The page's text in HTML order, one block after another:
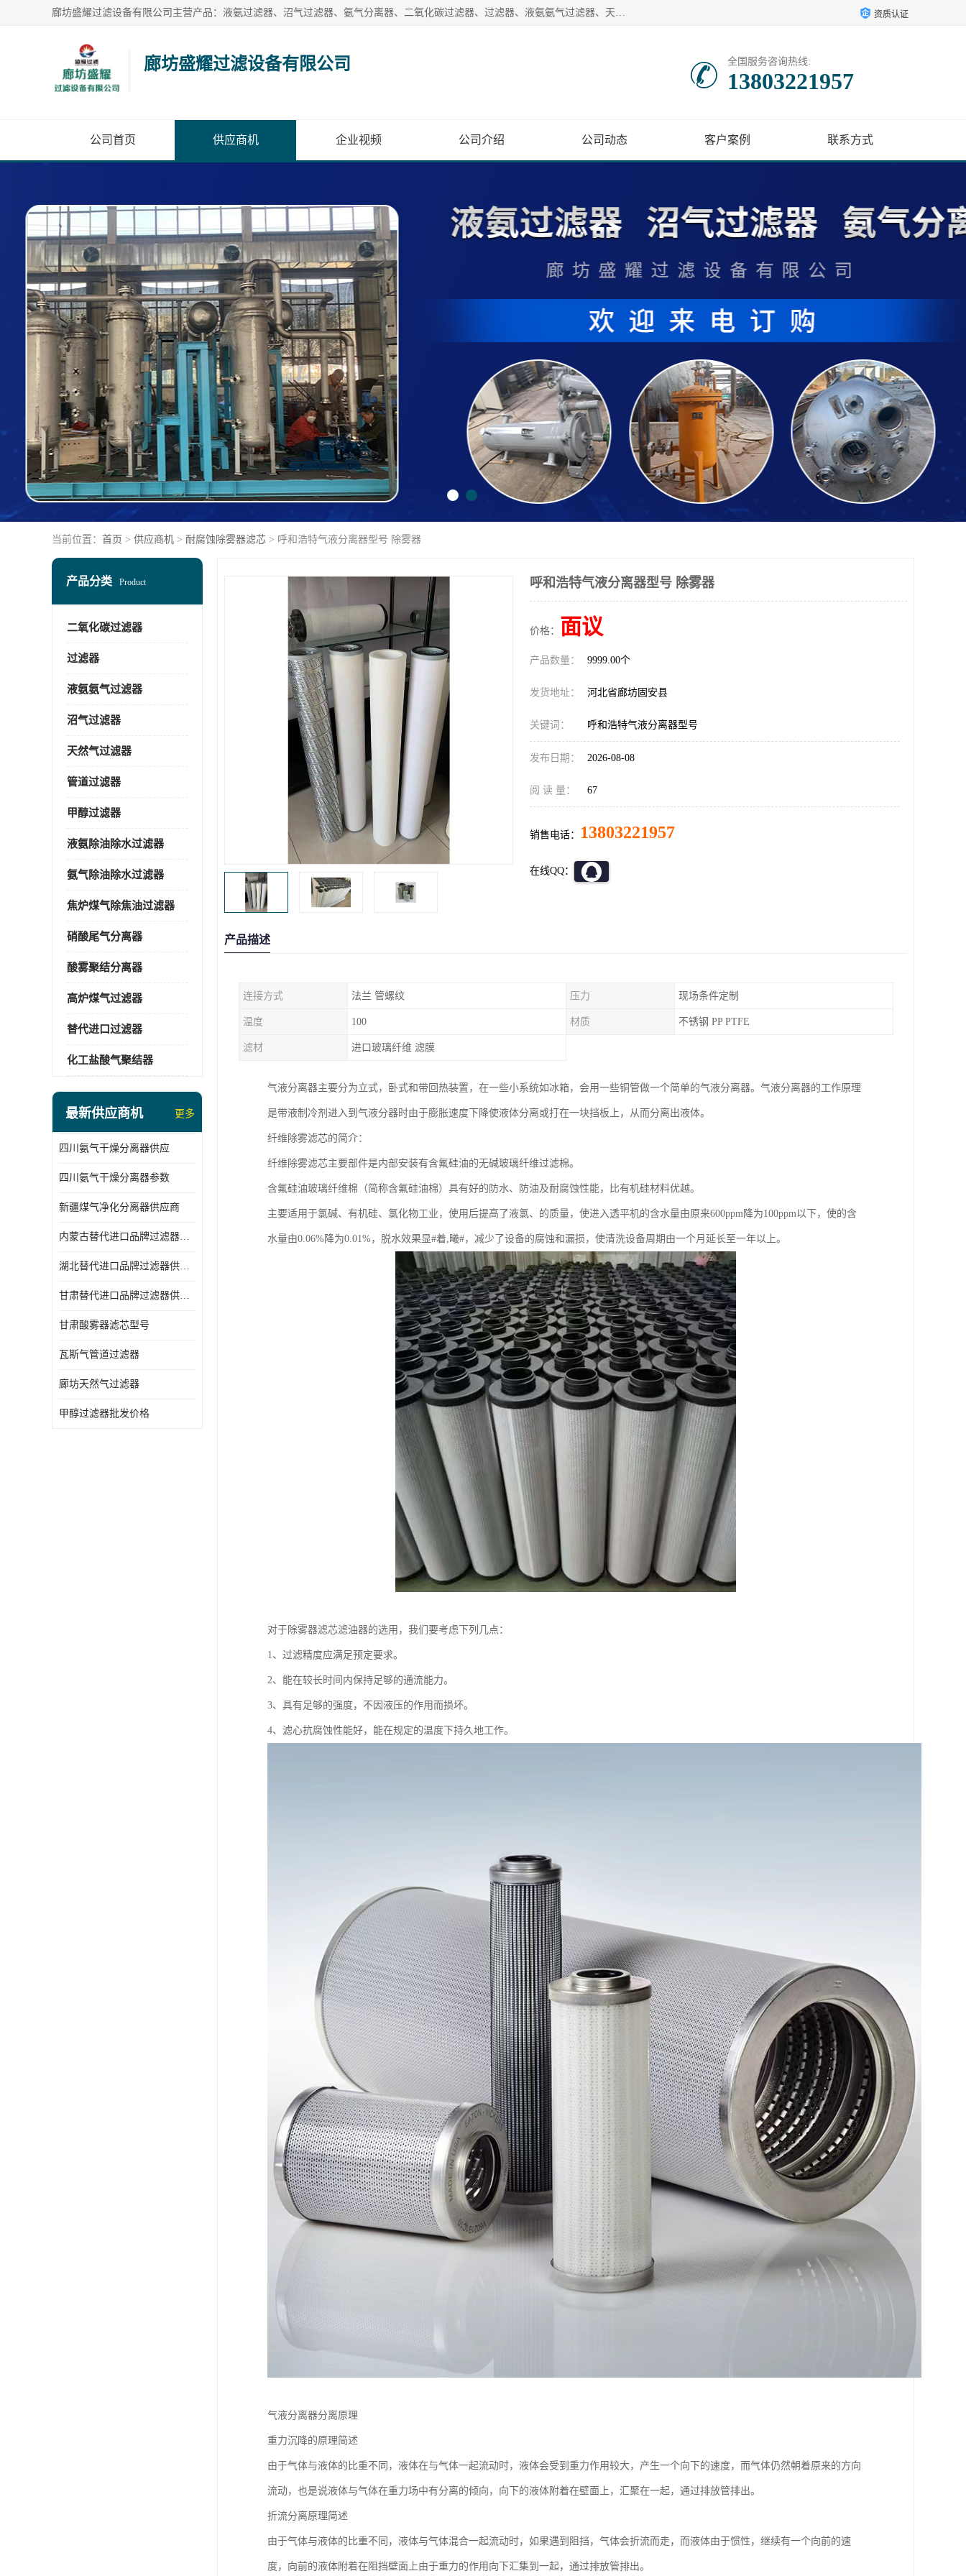
廊坊盛耀过滤设备有限公司主营产品：液氨过滤器、沼气过滤器、氨气分离器、二氧化碳过滤器、过滤器、液氨氨气过滤器、天然气过滤器、管道过滤器、*过滤器、液氨除油除水过滤器、氨气除油除水过滤器、焦炉煤气除焦油过滤器等。 资质认证
廊坊盛耀过滤设备有限公司 全国服务咨询热线:
13803221957
公司首页 供应商机 企业视频 公司介绍 公司动态 客户案例 联系方式
当前位置： 首页 > 供应商机 > 耐腐蚀除雾器滤芯 > 呼和浩特气液分离器型号 除雾器
产品分类 Product
二氧化碳过滤器
过滤器
液氨氨气过滤器
沼气过滤器
天然气过滤器
管道过滤器
甲醇过滤器
液氨除油除水过滤器
氨气除油除水过滤器
焦炉煤气除焦油过滤器
硝酸尾气分离器
酸雾聚结分离器
高炉煤气过滤器
替代进口过滤器
化工盐酸气聚结器
最新供应商机 更多
四川氨气干燥分离器供应
四川氨气干燥分离器参数
新疆煤气净化分离器供应商
内蒙古替代进口品牌过滤器厂家
湖北替代进口品牌过滤器供应商
甘肃替代进口品牌过滤器供应商
甘肃酸雾器滤芯型号
瓦斯气管道过滤器
廊坊天然气过滤器
甲醇过滤器批发价格
呼和浩特气液分离器型号 除雾器
价格： 面议
产品数量： 9999.00个
发货地址： 河北省廊坊固安县
关键词： 呼和浩特气液分离器型号
发布日期： 2026-08-08
阅 读 量： 67
销售电话： 13803221957
在线QQ：
产品描述
连接方式 法兰 管螺纹 压力 现场条件定制
温度 100 材质 不锈钢 PP PTFE
滤材 进口玻璃纤维 滤膜
气液分离器主要分为立式，卧式和带回热装置，在一些小系统如冰箱，会用一些铜管做一个简单的气液分离器。气液分离器的工作原理
是带液制冷剂进入到气液分器时由于膨胀速度下降使液体分离或打在一块挡板上，从而分离出液体。
纤维除雾滤芯的简介：
纤维除雾滤芯主要部件是内部安装有含氟硅油的无碱玻璃纤维过滤棉。
含氟硅油玻璃纤维棉（简称含氟硅油棉）具有好的防水、防油及耐腐蚀性能，比有机硅材料优越。
主要适用于氯碱、有机硅、氯化物工业，使用后提高了液氯、的质量，使进入透平机的含水量由原来600ppm降为100ppm以下，使的含
水量由0.06%降为0.01%，脱水效果显#着,曦#，减少了设备的腐蚀和漏损，使清洗设备周期由一个月延长至一年以上。
对于除雾器滤芯滤油器的选用，我们要考虑下列几点：
1、过滤精度应满足预定要求。
2、能在较长时间内保持足够的通流能力。
3、具有足够的强度，不因液压的作用而损坏。
4、滤心抗腐蚀性能好，能在规定的温度下持久地工作。
气液分离器分离原理
重力沉降的原理简述
由于气体与液体的比重不同，液体在与气体一起流动时，液体会受到重力作用较大，产生一个向下的速度，而气体仍然朝着原来的方向
流动，也是说液体与气体在重力场中有分离的倾向，向下的液体附着在壁面上，汇聚在一起，通过排放管排出。
折流分离原理简述
由于气体与液体的比重不同，液体与气体混合一起流动时，如果遇到阻挡，气体会折流而走，而液体由于惯性，继续有一个向前的速
度，向前的液体附着在阻挡壁面上由于重力的作用向下汇集到一起，通过排放管排出。